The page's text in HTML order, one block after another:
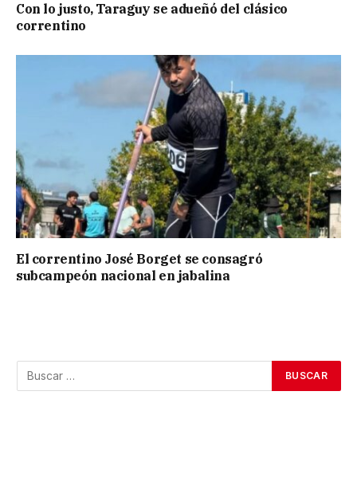
Con lo justo, Taraguy se adueñó del clásico
correntino
El correntino José Borget se consagró
subcampeón nacional en jabalina